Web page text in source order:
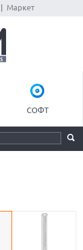
Маркет
СОФТ